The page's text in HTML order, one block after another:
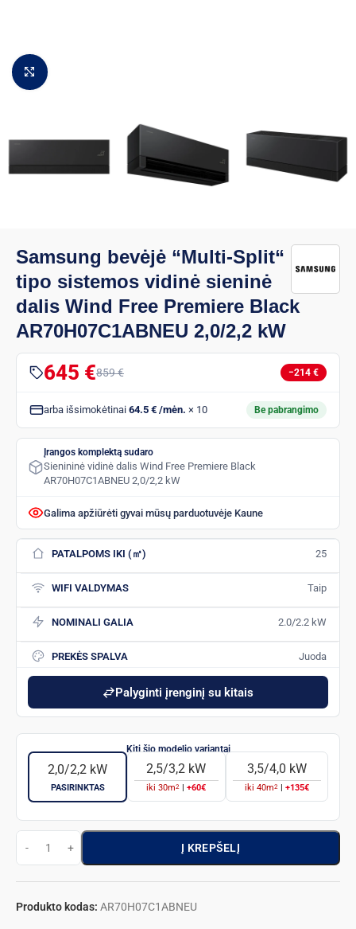
Padidinti vaizdą
Samsung bevėjė “Multi-Split“
tipo sistemos vidinė sieninė
dalis Wind Free Premiere Black
AR70H07C1ABNEU 2,0/2,2 kW
645 €859 € −214 €
arba išsimokėtinai 64.5 € /mėn. × 10 Be pabrangimo
Įrangos komplektą sudaro
Sienininė vidinė dalis Wind Free Premiere Black
AR70H07C1ABNEU 2,0/2,2 kW
Galima apžiūrėti gyvai mūsų parduotuvėje Kaune
PATALPOMS IKI (㎡) 25
WIFI VALDYMAS Taip
NOMINALI GALIA 2.0/2.2 kW
PREKĖS SPALVA Juoda
Palyginti įrenginį su kitais
2,0/2,2 kW
PASIRINKTAS
2,5/3,2 kW
iki30m2 +60€
3,5/4,0 kW
iki 40m2 +135€
Į KREPŠELĮ
Produkto kodas: AR70H07C1ABNEU